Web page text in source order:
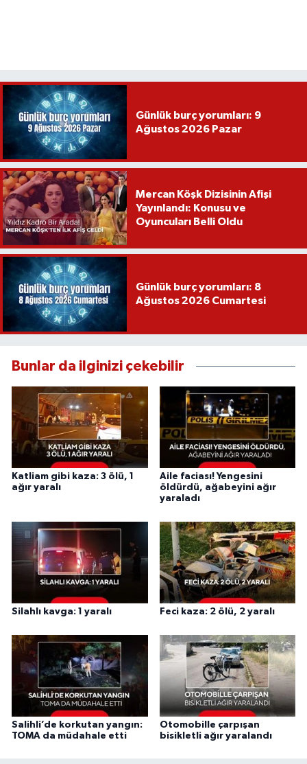
Günlük burç yorumları: 9
Ağustos 2026 Pazar
Mercan Köşk Dizisinin Afişi
Yayınlandı: Konusu ve
Oyuncuları Belli Oldu
Günlük burç yorumları: 8
Ağustos 2026 Cumartesi
Bunlar da ilginizi çekebilir
Katliam gibi kaza: 3 ölü, 1
ağır yaralı
Aile faciası! Yengesini
öldürdü, ağabeyini ağır
yaraladı
Silahlı kavga: 1 yaralı Feci kaza: 2 ölü, 2 yaralı
Salihli’de korkutan yangın:
TOMA da müdahale etti
Otomobille çarpışan
bisikletli ağır yaralandı